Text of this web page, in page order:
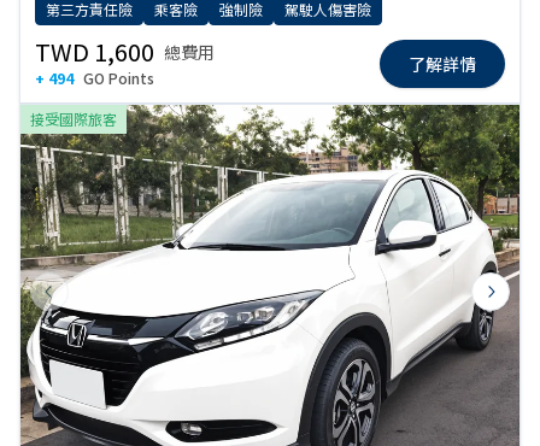
第三方責任險 乘客險 強制險 駕駛人傷害險
TWD 1,600 總費用
+ 494 GO Points
了解詳情
接受國際旅客
Previous slide Next